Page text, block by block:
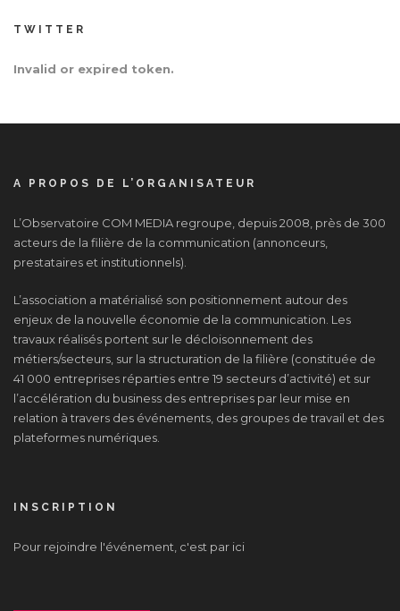
TWITTER
Invalid or expired token.
A PROPOS DE L’ORGANISATEUR
L’Observatoire COM MEDIA regroupe, depuis 2008, près de 300
acteurs de la filière de la communication (annonceurs,
prestataires et institutionnels).
L’association a matérialisé son positionnement autour des
enjeux de la nouvelle économie de la communication. Les
travaux réalisés portent sur le décloisonnement des
métiers/secteurs, sur la structuration de la filière (constituée de
41 000 entreprises réparties entre 19 secteurs d’activité) et sur
l’accélération du business des entreprises par leur mise en
relation à travers des événements, des groupes de travail et des
plateformes numériques.
INSCRIPTION
Pour rejoindre l'événement, c'est par ici